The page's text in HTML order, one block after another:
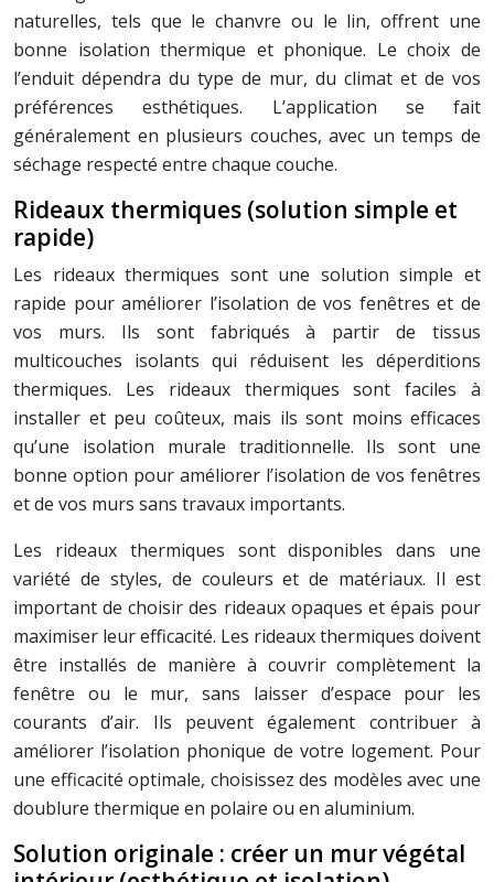
naturelles, tels que le chanvre ou le lin, offrent une
bonne isolation thermique et phonique. Le choix de
l’enduit dépendra du type de mur, du climat et de vos
préférences esthétiques. L’application se fait
généralement en plusieurs couches, avec un temps de
séchage respecté entre chaque couche.
Rideaux thermiques (solution simple et
rapide)
Les rideaux thermiques sont une solution simple et
rapide pour améliorer l’isolation de vos fenêtres et de
vos murs. Ils sont fabriqués à partir de tissus
multicouches isolants qui réduisent les déperditions
thermiques. Les rideaux thermiques sont faciles à
installer et peu coûteux, mais ils sont moins efficaces
qu’une isolation murale traditionnelle. Ils sont une
bonne option pour améliorer l’isolation de vos fenêtres
et de vos murs sans travaux importants.
Les rideaux thermiques sont disponibles dans une
variété de styles, de couleurs et de matériaux. Il est
important de choisir des rideaux opaques et épais pour
maximiser leur efficacité. Les rideaux thermiques doivent
être installés de manière à couvrir complètement la
fenêtre ou le mur, sans laisser d’espace pour les
courants d’air. Ils peuvent également contribuer à
améliorer l’isolation phonique de votre logement. Pour
une efficacité optimale, choisissez des modèles avec une
doublure thermique en polaire ou en aluminium.
Solution originale : créer un mur végétal